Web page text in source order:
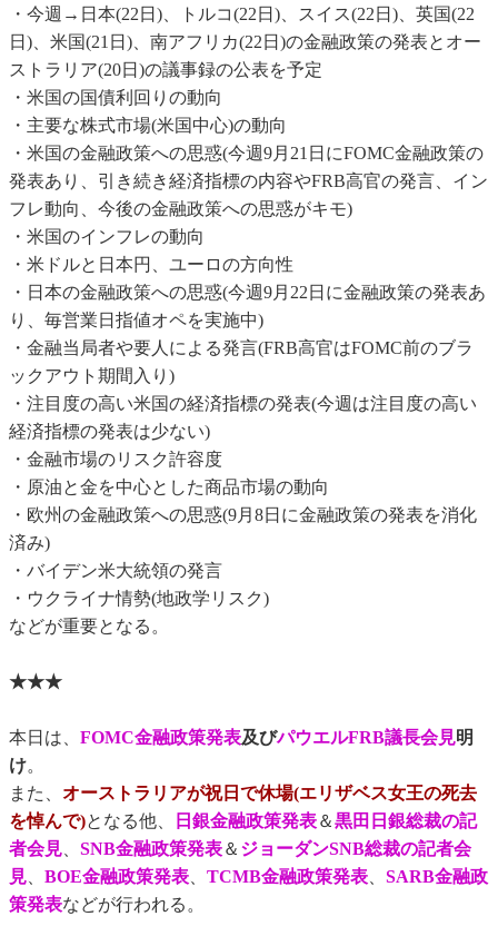
・今週→日本(22日)、トルコ(22日)、スイス(22日)、英国(22
日)、米国(21日)、南アフリカ(22日)の金融政策の発表とオー
ストラリア(20日)の議事録の公表を予定
・米国の国債利回りの動向
・主要な株式市場(米国中心)の動向
・米国の金融政策への思惑(今週9月21日にFOMC金融政策の
発表あり、引き続き経済指標の内容やFRB高官の発言、イン
フレ動向、今後の金融政策への思惑がキモ)
・米国のインフレの動向
・米ドルと日本円、ユーロの方向性
・日本の金融政策への思惑(今週9月22日に金融政策の発表あ
り、毎営業日指値オペを実施中)
・金融当局者や要人による発言(FRB高官はFOMC前のブラ
ックアウト期間入り)
・注目度の高い米国の経済指標の発表(今週は注目度の高い
経済指標の発表は少ない)
・金融市場のリスク許容度
・原油と金を中心とした商品市場の動向
・欧州の金融政策への思惑(9月8日に金融政策の発表を消化
済み)
・バイデン米大統領の発言
・ウクライナ情勢(地政学リスク)
などが重要となる。
★★★
本日は、 FOMC金融政策発表及びパウエルFRB議長会見明
け。
また、 オーストラリアが祝日で休場(エリザベス女王の死去
を悼んで)となる他、 日銀金融政策発表＆黒田日銀総裁の記
者会見、 SNB金融政策発表＆ ジョーダンSNB総裁の記者会
見、 BOE金融政策発表、 TCMB金融政策発表、 SARB金融政
策発表などが行われる。